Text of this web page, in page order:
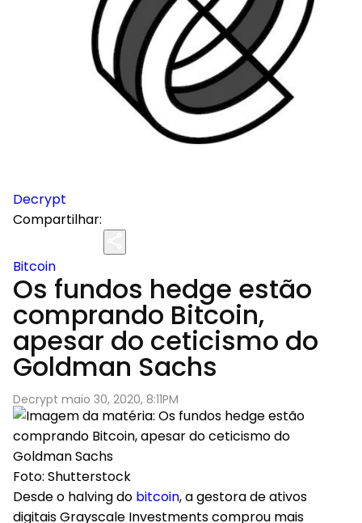
Decrypt
Compartilhar:
Bitcoin
Os fundos hedge estão
comprando Bitcoin,
apesar do ceticismo do
Goldman Sachs
Decrypt maio 30, 2020, 8:11PM
Foto: Shutterstock
Desde o halving do bitcoin, a gestora de ativos
digitais Grayscale Investments comprou mais